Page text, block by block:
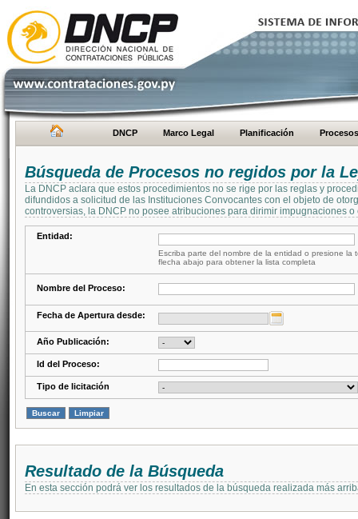
DNCP Marco Legal Planificación Procesos
Búsqueda de Procesos no regidos por la
La DNCP aclara que estos procedimientos no se rige por las reglas y
difundidos a solicitud de las Instituciones Convocantes con el objeto de
controversias, la DNCP no posee atribuciones para dirimir impugnaciones
Entidad:
Escriba parte del nombre de la entidad o presione la
flecha abajo para obtener la lista completa
Nombre del Proceso:
Fecha de Apertura desde:
Año Publicación:
Id del Proceso:
Tipo de licitación
Resultado de la Búsqueda
En esta sección podrá ver los resultados de la búsqueda realizada más